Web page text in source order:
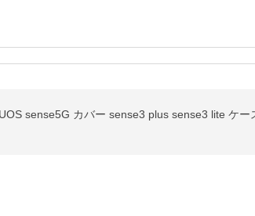
sense5G カバー sense3 plus sense3 lite ケ